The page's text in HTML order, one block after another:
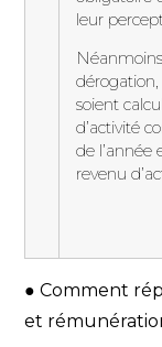
leur
dérogation,
soient
d’activité
de l’année
revenu
● Comment
et